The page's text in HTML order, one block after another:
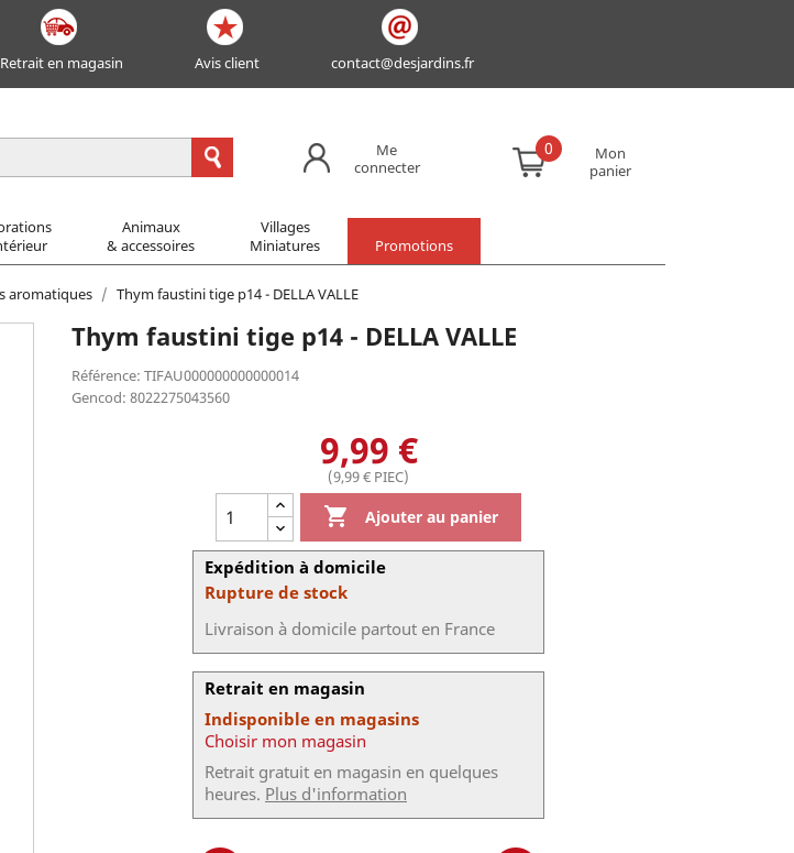
Retrait en magasin Avis client contact@desjardins.fr
Me
connecter
0
Mon
panier
Animaux
& accessoires
Villages
Miniatures
Promotions
aromatiques Thym faustini tige p14 - DELLA VALLE
Thym faustini tige p14 - DELLA VALLE
Référence: TIFAU000000000000014
Gencod: 8022275043560
9,99 €
(9,99 € PIEC)
 Ajouter au panier
Expédition à domicile
Rupture de stock
Livraison à domicile partout en France
Retrait en magasin
Indisponible en magasins
Choisir mon magasin
Retrait gratuit en magasin en quelques
heures. Plus d'information